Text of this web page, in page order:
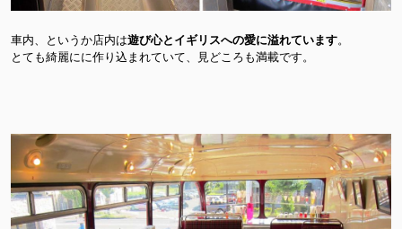
車内、というか店内は遊び心とイギリスへの愛に溢れています。
とても綺麗にに作り込まれていて、見どころも満載です。